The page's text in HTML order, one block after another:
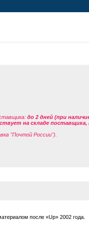
: до 2 дней (при
на складе поставщика,
"Почтой России").
после «Up» 2002 года.